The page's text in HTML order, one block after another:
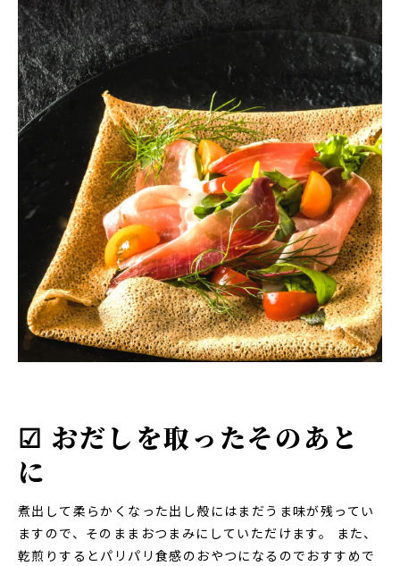
☑ おだしを取ったそのあと
に
煮出して柔らかくなった出し殻にはまだうま味が残ってい
ますので、そのままおつまみにしていただけます。 また、
乾煎りするとパリパリ食感のおやつになるのでおすすめで